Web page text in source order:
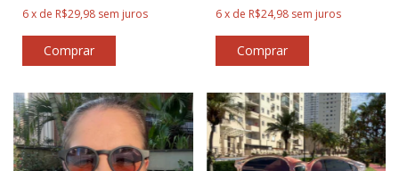
6x de R$29,98 sem juros
6 x de R$24,98 sem juros